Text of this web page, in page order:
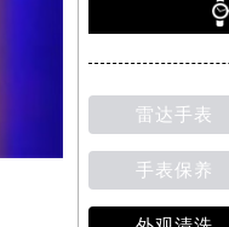
雷达手表
手表保养